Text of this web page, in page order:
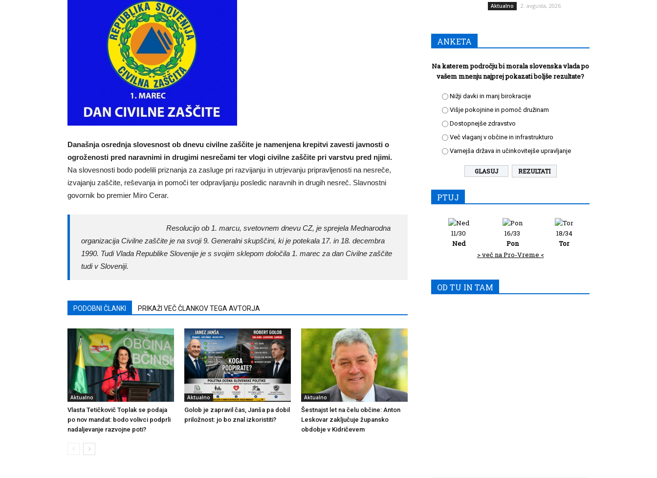
Današnja osrednja slovesnost ob dnevu civilne zaščite je namenjena krepitvi zavesti javnosti o
ogroženosti pred naravnimi in drugimi nesrečami ter vlogi civilne zaščite pri varstvu pred njimi.
Na slovesnosti bodo podelili priznanja za zasluge pri razvijanju in utrjevanju pripravljenosti na nesreče,
izvajanju zaščite, reševanja in pomoči ter odpravljanju posledic naravnih in drugih nesreč. Slavnostni
govornik bo premier Miro Cerar.
Resolucijo ob 1. marcu, svetovnem dnevu CZ, je sprejela Mednarodna
organizacija Civilne zaščite je na svoji 9. Generalni skupščini, ki je potekala 17. in 18. decembra
1990. Tudi Vlada Republike Slovenije je s svojim sklepom določila 1. marec za dan Civilne zaščite
tudi v Sloveniji.
PODOBNI ČLANKI PRIKAŽI VEČ ČLANKOV TEGA AVTORJA
Aktualno
Vlasta Tetičkovič Toplak se podaja
po nov mandat: bodo volivci podprli
nadaljevanje razvojne poti?
Aktualno
Golob je zapravil čas, Janša pa dobil
priložnost: jo bo znal izkoristiti?
Aktualno
Šestnajst let na čelu občine: Anton
Leskovar zaključuje župansko
obdobje v Kidričevem
Aktualno 2. avgusta, 2026
ANKETA
Na katerem področju bi morala slovenska vlada po
vašem mnenju najprej pokazati boljše rezultate?
Nižji davki in manj birokracije
Višje pokojnine in pomoč družinam
Dostopnejše zdravstvo
Več vlaganj v občine in infrastrukturo
Varnejša država in učinkovitejše upravljanje
REZULTATI
PTUJ
11/30
Ned
16/33
Pon
18/34
Tor
> več na Pro-Vreme <
OD TU IN TAM